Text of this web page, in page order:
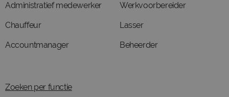
Administratief medewerker
Chauffeur
Accountmanager
Werkvoorbereider
Lasser
Beheerder
Zoeken per functie